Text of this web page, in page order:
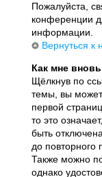
Пожалуйста,
конференции
информации.
Вернуться к
Как мне
Щёлкнув по
темы, вы
первой
то это
быть
до
Также можно
однако